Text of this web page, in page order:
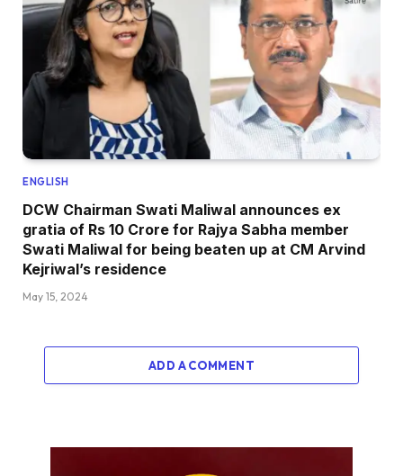
ENGLISH
DCW Chairman Swati Maliwal announces ex
gratia of Rs 10 Crore for Rajya Sabha member
Swati Maliwal for being beaten up at CM Arvind
Kejriwal’s residence
May 15, 2024
ADD A COMMENT